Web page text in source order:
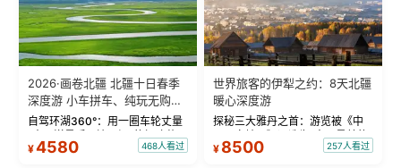
2026·画卷北疆 北疆十日春季
深度游 小车拼车、纯玩无购
物！
自驾环湖360°：用一圈车轮丈量
“大西洋最后一滴眼泪”的极致蔚
蓝。 赛湖旅拍：甄选多款风格服
¥4580 468人看过
世界旅客的伊犁之约：8天北疆
暖心深度游
探秘三大雅丹之首：游览被《中
国国家地理》评选为“中国最美的
三大雅丹”第一名的克拉玛依魔鬼
¥ 8500 257人看过